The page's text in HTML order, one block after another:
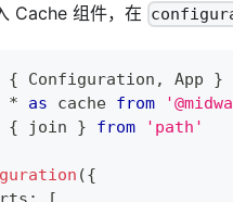
Cache 组件，在
{ Configuration , App }
* as cache from
{ join } from 'path'
({